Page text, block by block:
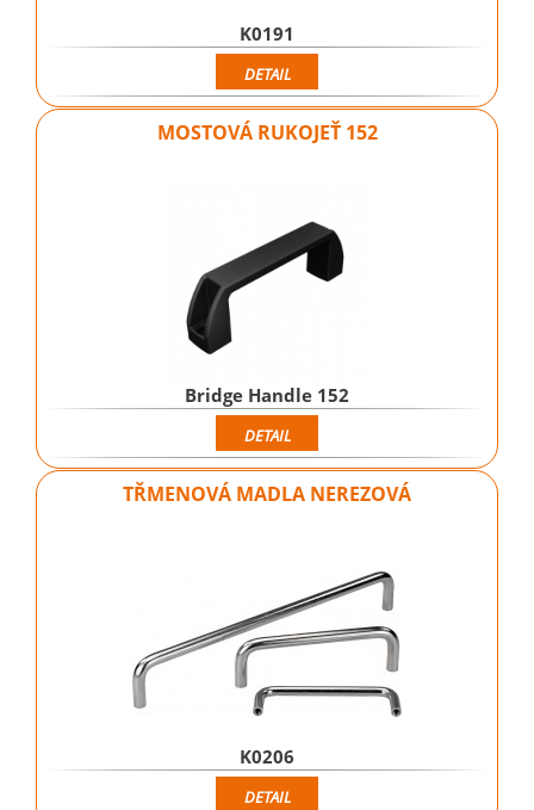
K0191
DETAIL
MOSTOVÁ RUKOJEŤ 152
Bridge Handle 152
DETAIL
TŘMENOVÁ MADLA NEREZOVÁ
K0206
DETAIL